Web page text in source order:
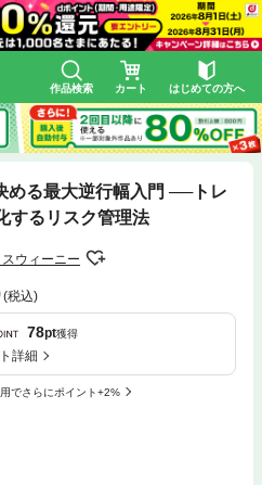
作品検索 カート はじめての方へ
める最大逆行幅入門 ──トレ
するリスク管理法
ウィーニー
(税込)
78pt獲得
詳細
でさらにポイント+2%